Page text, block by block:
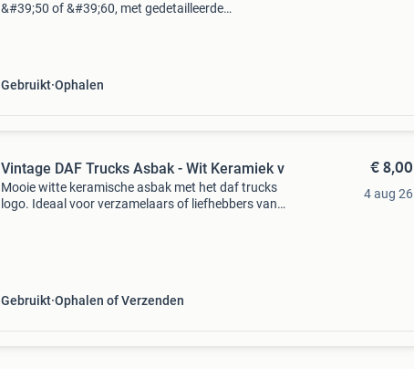
&#39;50 of &#39;60, met gedetailleerde
Gebruikt Ophalen
Vintage DAF Trucks Asbak - Wit Keramiek v
Mooie witte keramische asbak met het daf trucks
logo. Ideaal voor verzamelaars of liefhebbers van
Gebruikt Ophalen of Verzenden
€ 8,00
4 aug 26